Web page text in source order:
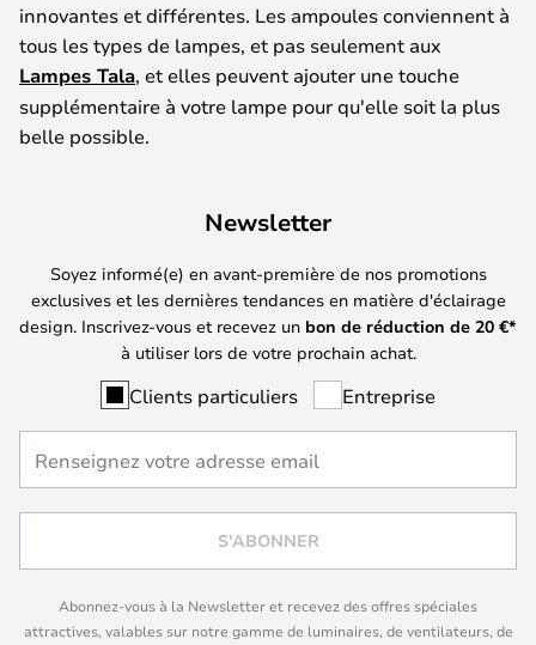
innovantes et différentes. Les ampoules conviennent à
tous les types de lampes, et pas seulement aux
Lampes Tala, et elles peuvent ajouter une touche
supplémentaire à votre lampe pour qu'elle soit la plus
belle possible.
Newsletter
Soyez informé(e) en avant-première de nos promotions
exclusives et les dernières tendances en matière d'éclairage
design. Inscrivez-vous et recevez un bon de réduction de 20 €*
à utiliser lors de votre prochain achat.
Clients particuliers Entreprise
S'ABONNER
Abonnez-vous à la Newsletter et recevez des offres spéciales
attractives, valables sur notre gamme de luminaires, de ventilateurs, de